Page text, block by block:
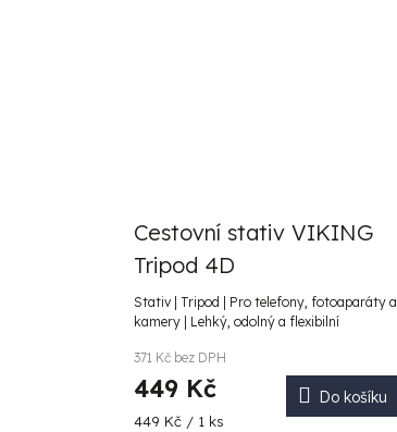
Cestovní stativ VIKING
Tripod 4D
Stativ | Tripod | Pro telefony, fotoaparáty a
kamery | Lehký, odolný a flexibilní
371 Kč bez DPH
449 Kč
Měrná
449 Kč / 1 ks
Do košíku